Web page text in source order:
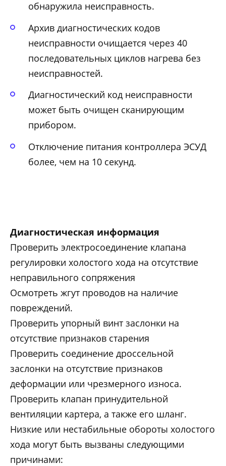
обнаружила неисправность.
Архив диагностических кодов
неисправности очищается через 40
последовательных циклов нагрева без
неисправностей.
Диагностический код неисправности
может быть очищен сканирующим
прибором.
Отключение питания контроллера ЭСУД
более, чем на 10 секунд.
Диагностическая информация
Проверить электросоединение клапана
регулировки холостого хода на отсутствие
неправильного сопряжения
Осмотреть жгут проводов на наличие
повреждений.
Проверить упорный винт заслонки на
отсутствие признаков старения
Проверить соединение дроссельной
заслонки на отсутствие признаков
деформации или чрезмерного износа.
Проверить клапан принудительной
вентиляции картера, а также его шланг.
Низкие или нестабильные обороты холостого
хода могут быть вызваны следующими
причинами: